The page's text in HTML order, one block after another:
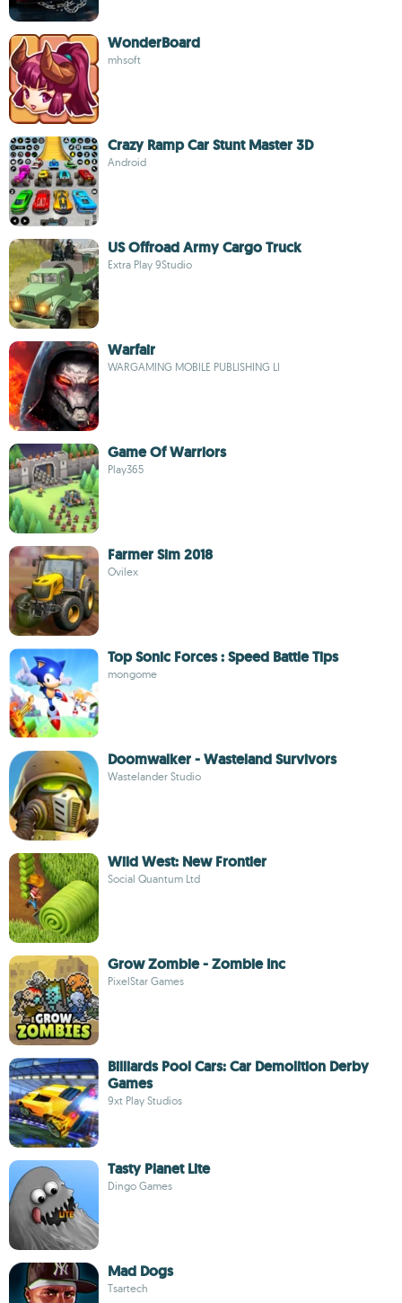
WonderBoard
mhsoft
Crazy Ramp Car Stunt Master 3D
Android
US Offroad Army Cargo Truck
Extra Play 9Studio
Warfair
WARGAMING MOBILE PUBLISHING LI
Game Of Warriors
Play365
Farmer Sim 2018
Ovilex
Top Sonic Forces : Speed Battle Tips
mongome
Doomwalker - Wasteland Survivors
Wastelander Studio
Wild West: New Frontier
Social Quantum Ltd
Grow Zombie - Zombie Inc
PixelStar Games
Billiards Pool Cars: Car Demolition Derby
Games
9xt Play Studios
Tasty Planet Lite
Dingo Games
Mad Dogs
Tsartech